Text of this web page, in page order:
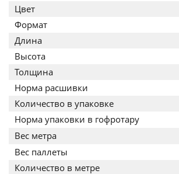
Цвет
Формат
Длина
Высота
Толщина
Норма расшивки
Количество в упаковке
Норма упаковки в гофротару
Вес метра
Вес паллеты
Количество в метре